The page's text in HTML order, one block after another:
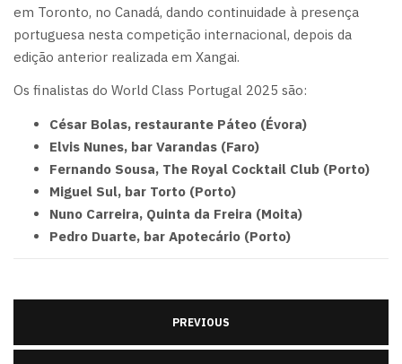
em Toronto, no Canadá, dando continuidade à presença
portuguesa nesta competição internacional, depois da
edição anterior realizada em Xangai.
Os finalistas do World Class Portugal 2025 são:
César Bolas, restaurante Páteo (Évora)
Elvis Nunes, bar Varandas (Faro)
Fernando Sousa, The Royal Cocktail Club (Porto)
Miguel Sul, bar Torto (Porto)
Nuno Carreira, Quinta da Freira (Moita)
Pedro Duarte, bar Apotecário (Porto)
PREVIOUS